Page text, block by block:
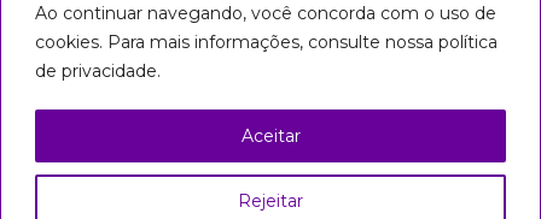
Ao continuar navegando, você concorda com o uso de
cookies. Para mais informações, consulte nossa política
de privacidade.
Rejeitar
Aceitar
Seguiremos em marcha até que
todas sejamos livres!
Creative Commons
Atribuição – Uso Não Comercial – Partilha nos
Mesmos Termos 3.0 Brasil